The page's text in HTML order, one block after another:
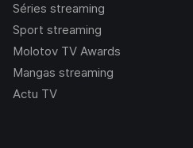
Séries streaming
Sport streaming
Molotov TV Awards
Mangas streaming
Actu TV